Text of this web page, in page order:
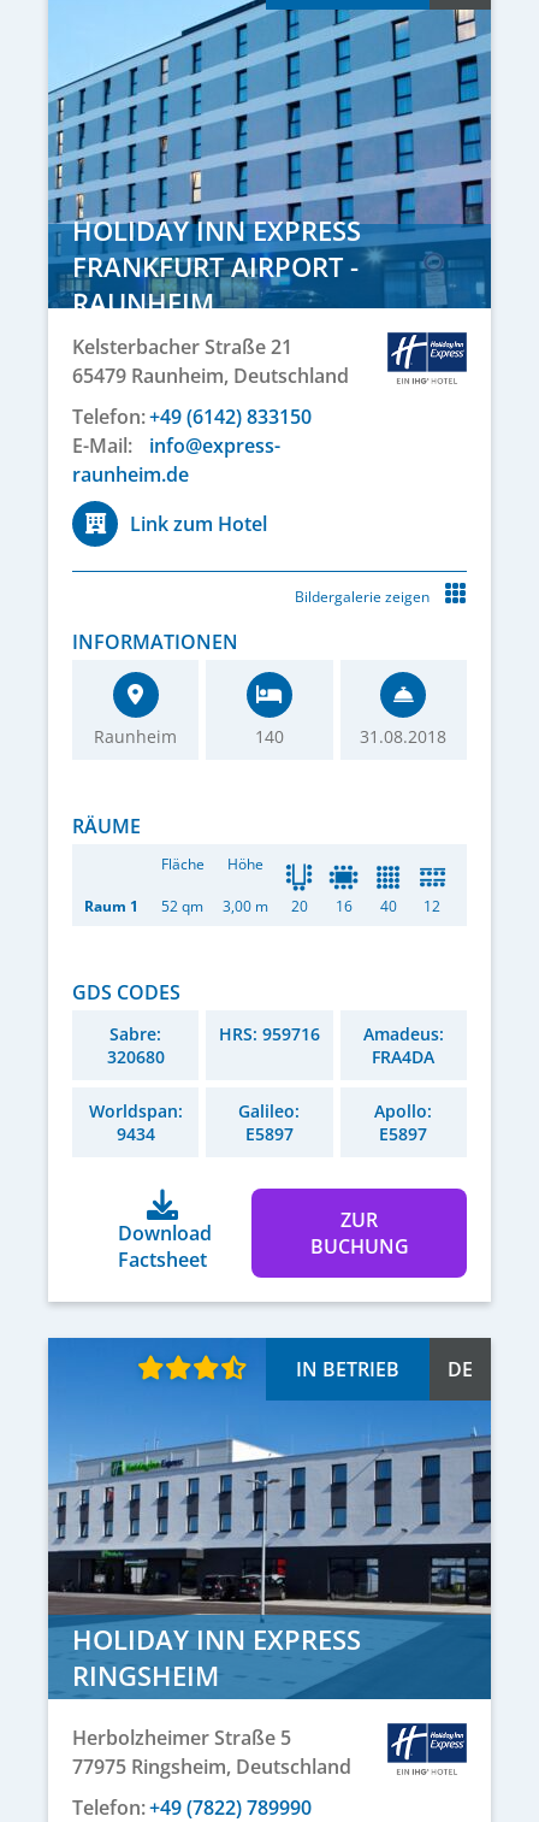
HOLIDAY INN EXPRESS
FRANKFURT AIRPORT -
RAUNHEIM
Kelsterbacher Straße 21
65479 Raunheim, Deutschland
Telefon:+49 (6142) 833150
E-Mail:
info@express-
raunheim.de
Link zum Hotel
Bildergalerie zeigen
INFORMATIONEN
Raunheim 140 31.08.2018
RÄUME
Fläche Höhe
Raum 1 52 qm 3,00 m 20 16 40 12
GDS CODES
Sabre:
320680
HRS: 959716
Amadeus:
FRA4DA
Worldspan:
9434
Galileo:
E5897
Apollo:
E5897
Download
Factsheet
ZUR
BUCHUNG
HOLIDAY INN EXPRESS
RINGSHEIM
IN BETRIEB DE
Herbolzheimer Straße 5
77975 Ringsheim, Deutschland
Telefon:+49 (7822) 789990